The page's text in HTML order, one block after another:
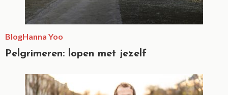
BlogHanna Yoo
Pelgrimeren: lopen met jezelf